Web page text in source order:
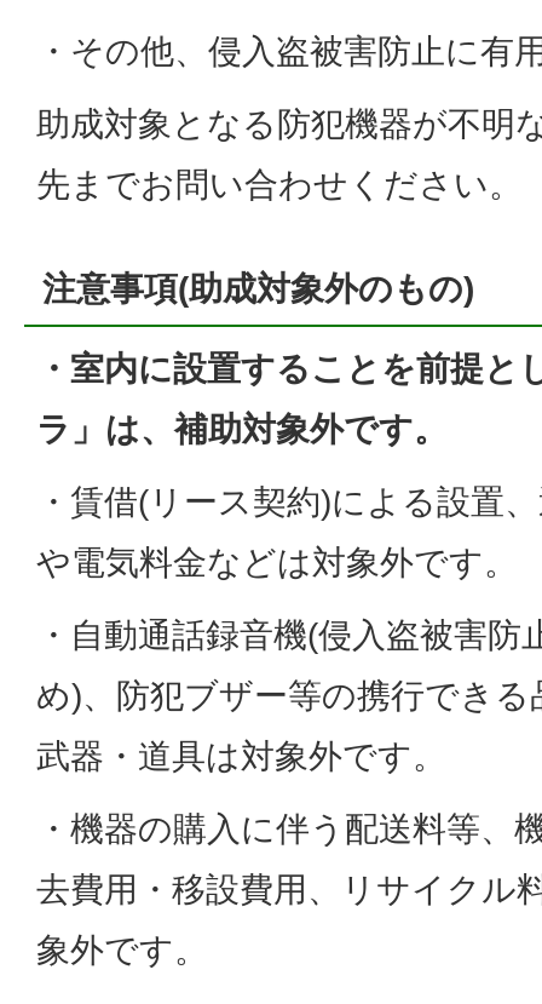
・その他、侵入盗被害防止に有
助成対象となる防犯機器が不明
先までお問い合わせください。
注意事項(助成対象外のもの)
・室内に設置することを前提と
ラ」は、補助対象外です。
・賃借(リース契約)による設置
や電気料金などは対象外です。
・自動通話録音機(侵入盗被害
め)、防犯ブザー等の携行でき
武器・道具は対象外です。
・機器の購入に伴う配送料等、
去費用・移設費用、リサイクル
象外です。